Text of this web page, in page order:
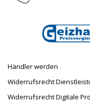
Händler werden
Widerrufsrecht
Widerrufsrecht Digitale